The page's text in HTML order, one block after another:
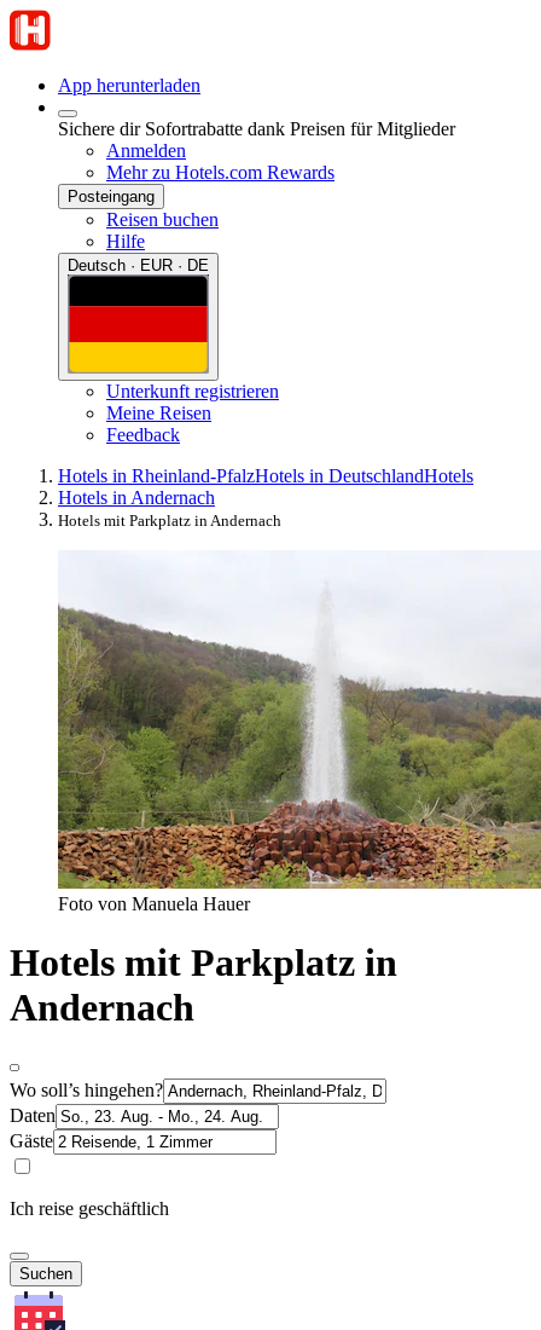
App herunterladen
Sichere dir Sofortrabatte dank Preisen für Mitglieder
Anmelden
Mehr zu Hotels.com Rewards
Posteingang
Reisen buchen
Hilfe
Deutsch · EUR · DE
Unterkunft registrieren
Meine Reisen
Feedback
Hotels in Rheinland-PfalzHotels in DeutschlandHotels
Hotels in Andernach
Hotels mit Parkplatz in Andernach
Foto von Manuela Hauer
Hotels mit Parkplatz in
Andernach
Wo soll’s hingehen?
Daten
Gäste
Ich reise geschäftlich
Suchen